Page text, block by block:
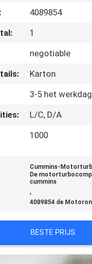
4089854
1
negotiable
Karton
3-5 het
L/C, D/A
1000
Cummins-
De
cummins
,
4089854 de
BESTE PRIJS